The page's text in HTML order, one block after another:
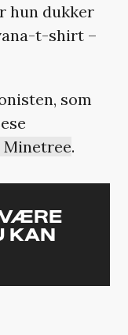
hun dukker
t-shirt –
som
Minetree.
VÆRE
KAN